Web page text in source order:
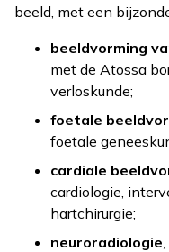
beeld, met een
beeldvorming
met de Atossa
verloskunde;
foetale
foetale
cardiale
cardiologie,
hartchirurgie;
neuroradiologie